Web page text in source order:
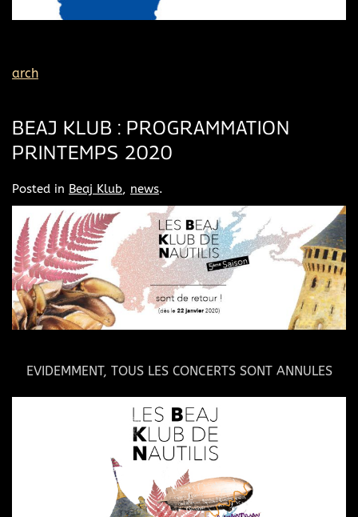
arch
BEAJ KLUB : PROGRAMMATION
PRINTEMPS 2020
Posted in Beaj Klub, news.
EVIDEMMENT, TOUS LES CONCERTS SONT ANNULES